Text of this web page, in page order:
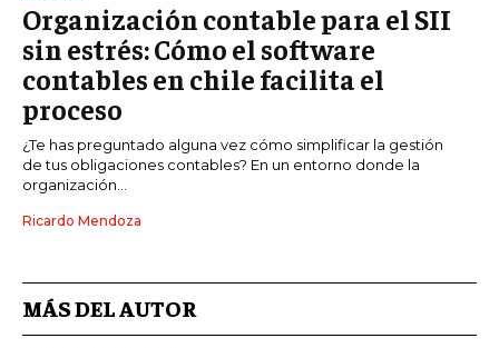
Organización contable para el SII
sin estrés: Cómo el software
contables en chile facilita el
proceso
¿Te has preguntado alguna vez cómo simplificar la gestión
de tus obligaciones contables? En un entorno donde la
organización...
Ricardo Mendoza
MÁS DEL AUTOR